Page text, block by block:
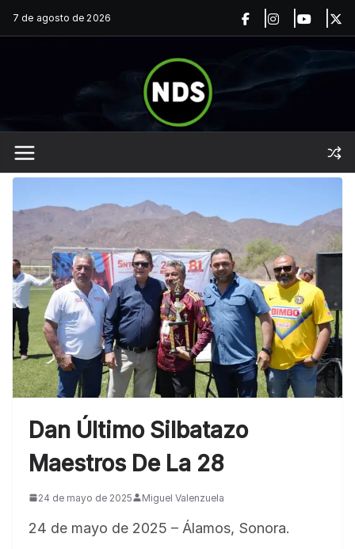
Saltar
al
7 de agosto de 2026
Dan Último Silbatazo
Maestros De La 28
24 de mayo de 2025 Miguel Valenzuela
24 de mayo de 2025 – Álamos, Sonora.